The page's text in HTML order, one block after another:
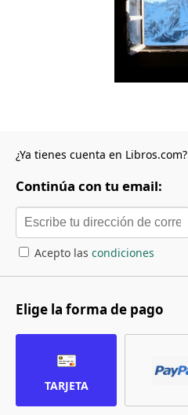
¿Ya tienes cuenta en Libros.com?
Continúa con tu email:
Acepto las condiciones
Elige la forma de pago
TARJETA